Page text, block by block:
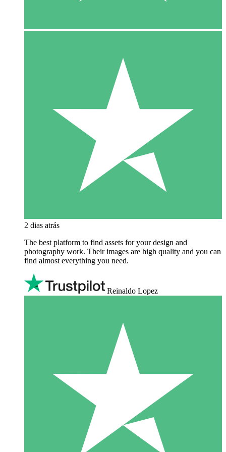
2 dias atrás
The best platform to find assets for your design and
photography work. Their images are high quality and you can
find almost everything you need.
Reinaldo Lopez